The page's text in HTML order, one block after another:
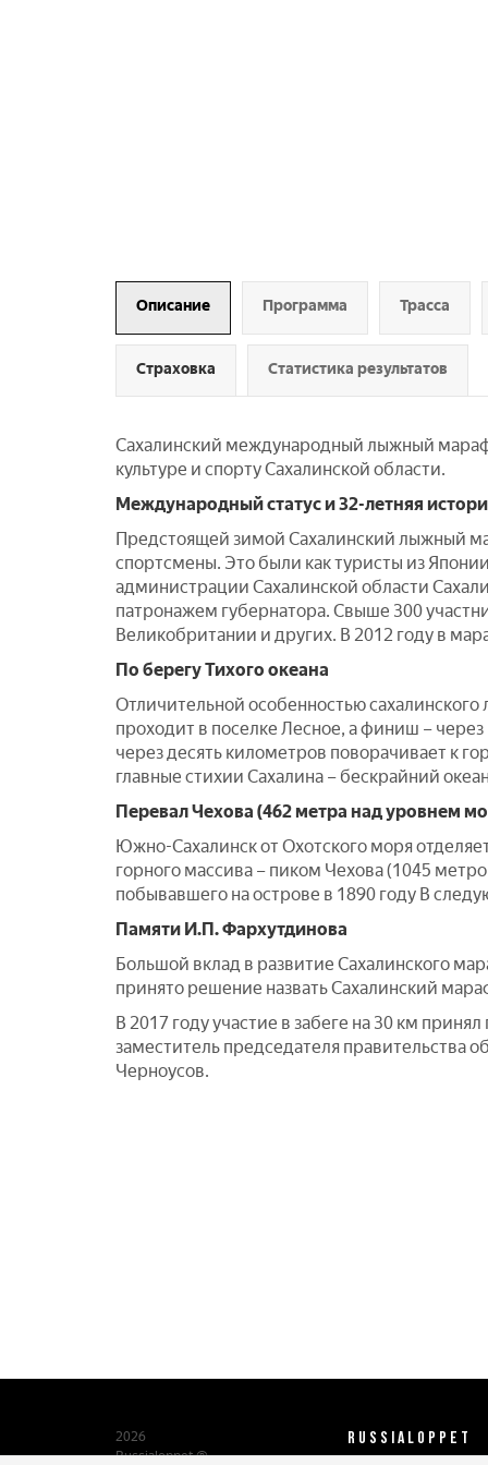
Описание Программа Трасса
Страховка Статистика результатов
Сахалинский международный лыжный
культуре и спорту Сахалинской области.
Международный статус и 32-летняя
Предстоящей зимой Сахалинский лыжный
спортсмены. Это были как туристы из
администрации Сахалинской области
патронажем губернатора. Свыше 300
Великобритании и других. В 2012 году в
По берегу Тихого океана
Отличительной особенностью
проходит в поселке Лесное, а финиш –
через десять километров поворачивает к
главные стихии Сахалина – бескрайний
Перевал Чехова (462 метра над уровнем
Южно-Сахалинск от Охотского моря
горного массива – пиком Чехова (1045
побывавшего на острове в 1890 году В
Памяти И.П. Фархутдинова
Большой вклад в развитие Сахалинского
принято решение назвать Сахалинский
В 2017 году участие в забеге на 30 км
заместитель председателя правительства
Черноусов.
2026
Russialoppet ®
RUSSIALOPPET